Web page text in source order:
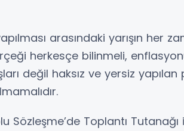
arasındaki yarışın her
herkesçe bilinmeli,
değil haksız ve yersiz
Toplantı Tutanağı